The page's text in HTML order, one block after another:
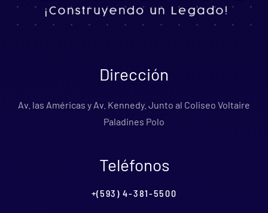
Dirección
Av. las Américas y Av. Kennedy. Junto al Coliseo Voltaire
Paladines Polo
Teléfonos
+(593) 4-381-5500